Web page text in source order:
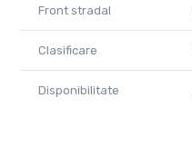
Front stradal
Clasificare
Disponibilitate